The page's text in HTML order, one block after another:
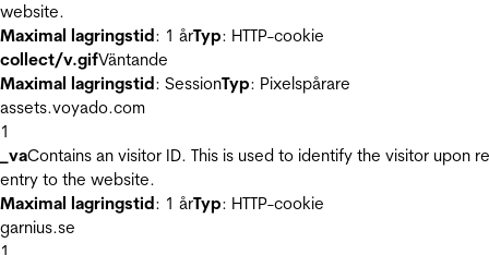
website.
Maximal lagringstid: 1 årTyp: HTTP-cookie
collect/v.gifVäntande
Maximal lagringstid: SessionTyp: Pixelspårare
assets.voyado.com
1
_vaContains an visitor ID. This is used to identify the visitor upon
entry to the website.
Maximal lagringstid: 1 årTyp: HTTP-cookie
garnius.se